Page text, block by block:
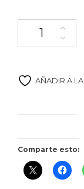
Cobrançosa
AÑADIR A
Comparte esto: